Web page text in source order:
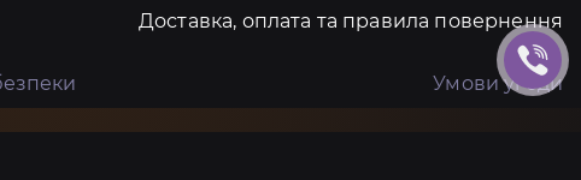
Доставка, оплата та правила повернення
Умови угоди